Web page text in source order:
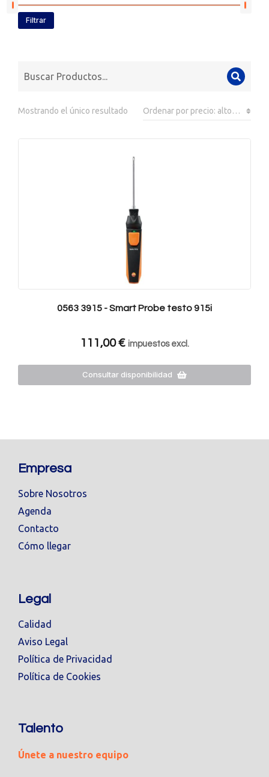
Filtrar
Mostrando el único resultado
0563 3915 - Smart Probe testo 915i
111,00€ impuestos excl.
Consultar disponibilidad
Empresa
Sobre Nosotros
Agenda
Contacto
Cómo llegar
Legal
Calidad
Aviso Legal
Política de Privacidad
Política de Cookies
Talento
Únete a nuestro equipo